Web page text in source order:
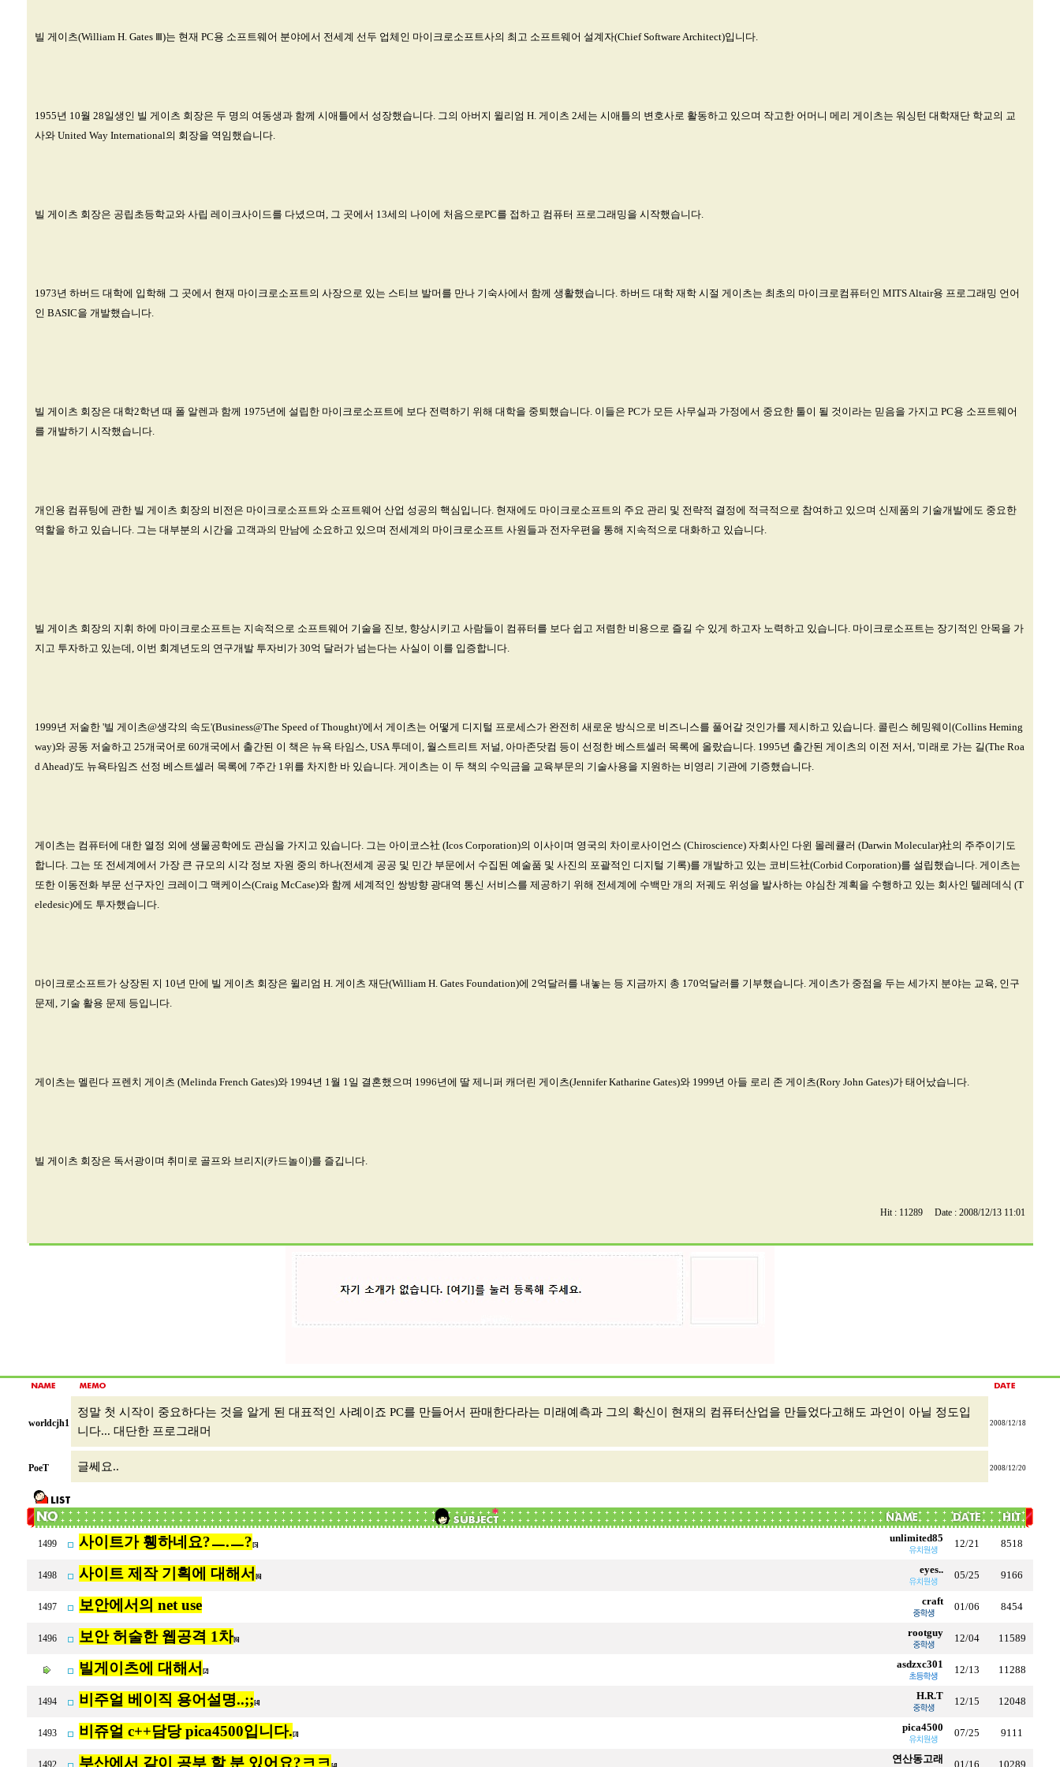
빌 게이츠(William H. Gates Ⅲ)는 현재 PC용 소프트웨어 분야에서 전세계 선두 업체인 마이크로소프트사의 최고 소프트웨어 설계자(Chief Software Architect)입니다.
1955년 10월 28일생인 빌 게이츠 회장은 두 명의 여동생과 함께 시애틀에서 성장했습니다. 그의 아버지 윌리엄 H. 게이츠 2세는 시애틀의 변호사로 활동하고 있으며 작고한 어머니 메리 게이츠는 워싱턴 대학재단 학교의 교
사와 United Way International의 회장을 역임했습니다.
빌 게이츠 회장은 공립초등학교와 사립 레이크사이드를 다녔으며, 그 곳에서 13세의 나이에 처음으로PC를 접하고 컴퓨터 프로그래밍을 시작했습니다.
1973년 하버드 대학에 입학해 그 곳에서 현재 마이크로소프트의 사장으로 있는 스티브 발머를 만나 기숙사에서 함께 생활했습니다. 하버드 대학 재학 시절 게이츠는 최초의 마이크로컴퓨터인 MITS Altair용 프로그래밍 언어
인 BASIC을 개발했습니다.
빌 게이츠 회장은 대학2학년 때 폴 알렌과 함께 1975년에 설립한 마이크로소프트에 보다 전력하기 위해 대학을 중퇴했습니다. 이들은 PC가 모든 사무실과 가정에서 중요한 툴이 될 것이라는 믿음을 가지고 PC용 소프트웨어
를 개발하기 시작했습니다.
개인용 컴퓨팅에 관한 빌 게이츠 회장의 비전은 마이크로소프트와 소프트웨어 산업 성공의 핵심입니다. 현재에도 마이크로소프트의 주요 관리 및 전략적 결정에 적극적으로 참여하고 있으며 신제품의 기술개발에도 중요한
역할을 하고 있습니다. 그는 대부분의 시간을 고객과의 만남에 소요하고 있으며 전세계의 마이크로소프트 사원들과 전자우편을 통해 지속적으로 대화하고 있습니다.
빌 게이츠 회장의 지휘 하에 마이크로소프트는 지속적으로 소프트웨어 기술을 진보, 향상시키고 사람들이 컴퓨터를 보다 쉽고 저렴한 비용으로 즐길 수 있게 하고자 노력하고 있습니다. 마이크로소프트는 장기적인 안목을 가
지고 투자하고 있는데, 이번 회계년도의 연구개발 투자비가 30억 달러가 넘는다는 사실이 이를 입증합니다.
1999년 저술한 '빌 게이츠@생각의 속도'(Business@The Speed of Thought)'에서 게이츠는 어떻게 디지털 프로세스가 완전히 새로운 방식으로 비즈니스를 풀어갈 것인가를 제시하고 있습니다. 콜린스 헤밍웨이(Collins Heming
way)와 공동 저술하고 25개국어로 60개국에서 출간된 이 책은 뉴욕 타임스, USA 투데이, 월스트리트 저널, 아마존닷컴 등이 선정한 베스트셀러 목록에 올랐습니다. 1995년 출간된 게이츠의 이전 저서, '미래로 가는 길(The Roa
d Ahead)'도 뉴욕타임즈 선정 베스트셀러 목록에 7주간 1위를 차지한 바 있습니다. 게이츠는 이 두 책의 수익금을 교육부문의 기술사용을 지원하는 비영리 기관에 기증했습니다.
게이츠는 컴퓨터에 대한 열정 외에 생물공학에도 관심을 가지고 있습니다. 그는 아이코스社 (Icos Corporation)의 이사이며 영국의 차이로사이언스 (Chiroscience) 자회사인 다윈 몰레큘러 (Darwin Molecular)社의 주주이기도
합니다. 그는 또 전세계에서 가장 큰 규모의 시각 정보 자원 중의 하나(전세계 공공 및 민간 부문에서 수집된 예술품 및 사진의 포괄적인 디지털 기록)를 개발하고 있는 코비드社(Corbid Corporation)를 설립했습니다. 게이츠는
또한 이동전화 부문 선구자인 크레이그 맥케이스(Craig McCase)와 함께 세계적인 쌍방향 광대역 통신 서비스를 제공하기 위해 전세계에 수백만 개의 저궤도 위성을 발사하는 야심찬 계획을 수행하고 있는 회사인 텔레데식 (T
eledesic)에도 투자했습니다.
마이크로소프트가 상장된 지 10년 만에 빌 게이츠 회장은 윌리엄 H. 게이츠 재단(William H. Gates Foundation)에 2억달러를 내놓는 등 지금까지 총 170억달러를 기부했습니다. 게이츠가 중점을 두는 세가지 분야는 교육, 인구
문제, 기술 활용 문제 등입니다.
게이츠는 멜린다 프렌치 게이츠 (Melinda French Gates)와 1994년 1월 1일 결혼했으며 1996년에 딸 제니퍼 캐더린 게이츠(Jennifer Katharine Gates)와 1999년 아들 로리 존 게이츠(Rory John Gates)가 태어났습니다.
빌 게이츠 회장은 독서광이며 취미로 골프와 브리지(카드놀이)를 즐깁니다.
Hit : 11289 Date : 2008/12/13 11:01
worldcjh1
정말 첫 시작이 중요하다는 것을 알게 된 대표적인 사례이죠 PC를 만들어서 판매한다라는 미래예측과 그의 확신이 현재의 컴퓨터산업을 만들었다고해도 과언이 아닐 정도입
니다... 대단한 프로그래머
2008/12/18
PoeT 글쎄요.. 2008/12/20
1499 사이트가 휑하네요?ㅡ.ㅡ? [5]
unlimited85 12/21 8518
1498 사이트 제작 기획에 대해서 [6]
eyes.. 05/25 9166
1497 보안에서의 net use craft 01/06 8454
1496 보안 허술한 웹공격 1차[6]
rootguy 12/04 11589
빌게이츠에 대해서 [2]
asdzxc301 12/13 11288
1494 비주얼 베이직 용어설명..;; [4]
H.R.T 12/15 12048
1493 비쥬얼 c++담당 pica4500입니다. [3]
pica4500 07/25 9111
1492 부산에서 같이 공부 할 분 있어요?ㅋㅋ 연산동고래 01/16 10289